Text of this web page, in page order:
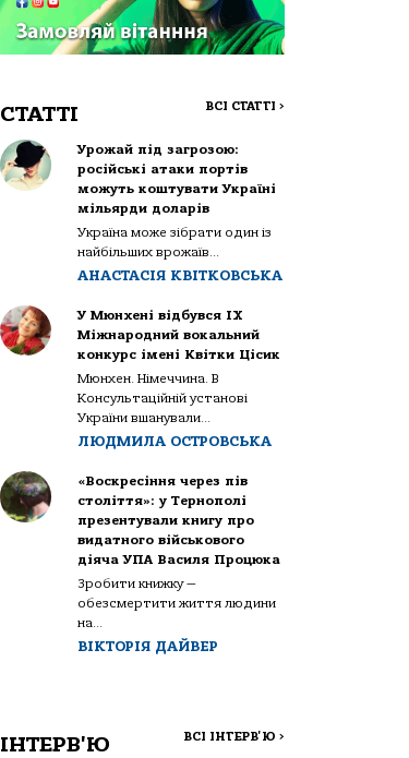
СТАТТІ ВСІ СТАТТІ >
Урожай під загрозою:
російські атаки портів
можуть коштувати Україні
мільярди доларів
Україна може зібрати один із
найбільших врожаїв...
АНАСТАСІЯ КВІТКОВСЬКА
У Мюнхені відбувся IX
Міжнародний вокальний
конкурс імені Квітки Цісик
Мюнхен. Німеччина. В
Консультаційній установі
України вшанували...
ЛЮДМИЛА ОСТРОВСЬКА
«Воскресіння через пів
століття»: у Тернополі
презентували книгу про
видатного військового
діяча УПА Василя Процюка
Зробити книжку —
обезсмертити життя людини
на...
ВІКТОРІЯ ДАЙВЕР
ІНТЕРВ'Ю ВСІ ІНТЕРВ'Ю >